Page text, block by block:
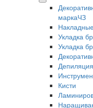
маркаЧЗ
Укладка
Укладка
Кисти